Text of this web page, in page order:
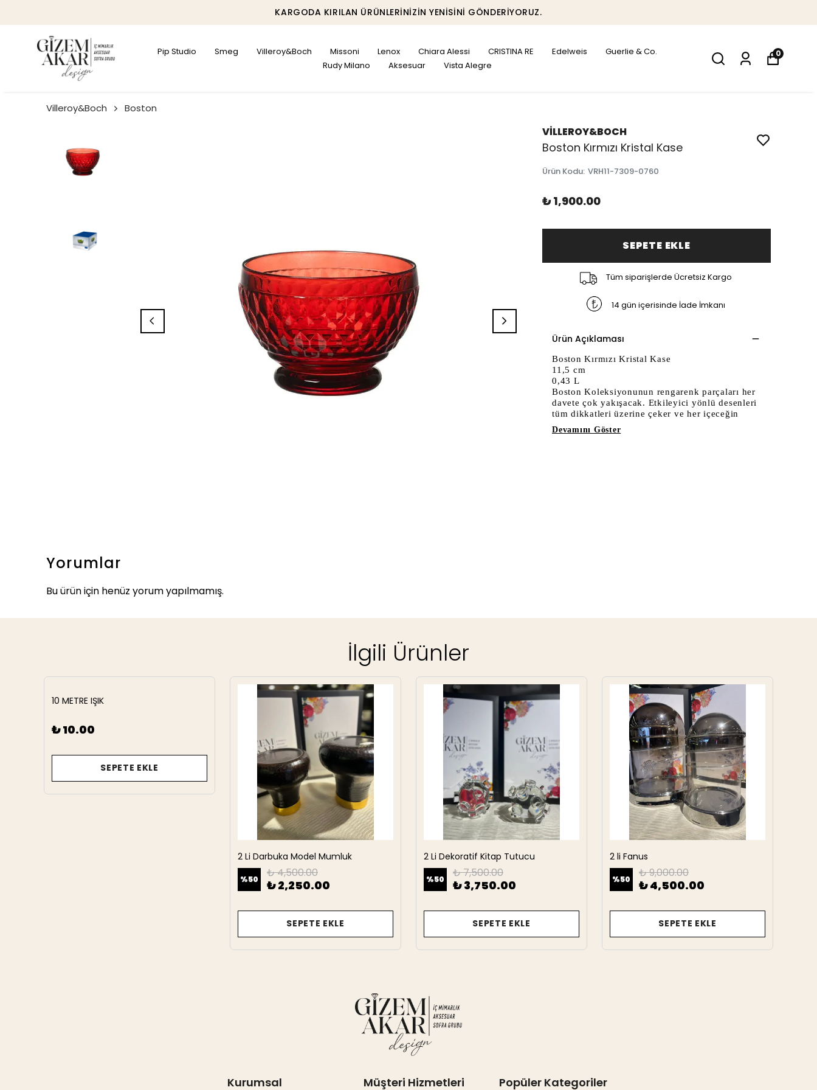
KARGODA KIRILAN ÜRÜNLERINIZIN YENISINI GÖNDERIYORUZ.
Pip Studio Smeg Villeroy&Boch Missoni Lenox Chiara Alessi CRISTINA RE Edelweis
Guerlie & Co.
Rudy Milano
Aksesuar Vista Alegre
0
Villeroy&Boch Boston
VİLLEROY&BOCH
Boston Kırmızı Kristal Kase
Ürün Kodu: VRH11-7309-0760
₺ 1,900.00
SEPETE EKLE
Tüm siparişlerde Ücretsiz Kargo
14 gün içerisinde İade İmkanı
Ürün Açıklaması
Boston Kırmızı Kristal Kase
11,5 cm
0,43 L
Boston Koleksiyonunun rengarenk parçaları her
davete çok yakışacak. Etkileyici yönlü desenleri
tüm dikkatleri üzerine çeker ve her içeceğin
Devamını Göster
Yorumlar
Bu ürün için henüz yorum yapılmamış.
İlgili Ürünler
10 METRE IŞIK
₺ 10.00
SEPETE EKLE
2 Li Darbuka Model Mumluk
%50 ₺ 4,500.00
₺ 2,250.00
SEPETE EKLE
2 Li Dekoratif Kitap Tutucu
%50 ₺ 7,500.00
₺ 3,750.00
SEPETE EKLE
2 li Fanus
%50 ₺ 9,000.00
₺ 4,500.00
SEPETE EKLE
Kurumsal Müşteri Hizmetleri Popüler Kategoriler